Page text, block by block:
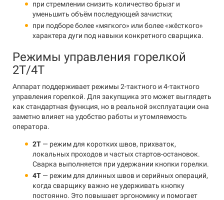
при стремлении снизить количество брызг и
уменьшить объём последующей зачистки;
при подборе более «мягкого» или более «жёсткого»
характера дуги под навыки конкретного сварщика.
Режимы управления горелкой
2Т/4Т
Аппарат поддерживает режимы 2-тактного и 4-тактного
управления горелкой. Для закупщика это может выглядеть
как стандартная функция, но в реальной эксплуатации она
заметно влияет на удобство работы и утомляемость
оператора.
2Т — режим для коротких швов, прихваток,
локальных проходов и частых стартов-остановок.
Сварка выполняется при удержании кнопки горелки.
4Т — режим для длинных швов и серийных операций,
когда сварщику важно не удерживать кнопку
постоянно. Это повышает эргономику и помогает